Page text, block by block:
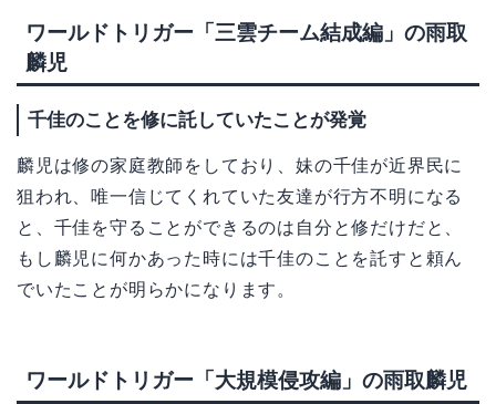
ワールドトリガー「三雲チーム結成編」の雨取
麟児
千佳のことを修に託していたことが発覚
麟児は修の家庭教師をしており、妹の千佳が近界民に
狙われ、唯一信じてくれていた友達が行方不明になる
と、千佳を守ることができるのは自分と修だけだと、
もし麟児に何かあった時には千佳のことを託すと頼ん
でいたことが明らかになります。
ワールドトリガー「大規模侵攻編」の雨取麟児